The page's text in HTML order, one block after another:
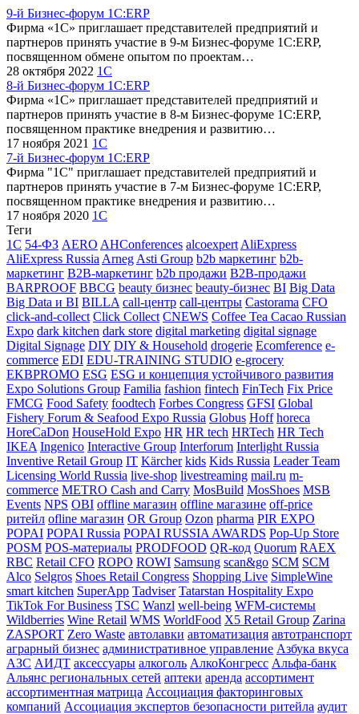
9-й Бизнес-форум 1С:ERP
Фирма «1С» приглашает представителей предприятий и
партнеров принять участие в 9-м Бизнес-форуме 1С:ERP,
посвященном обменe опытом по проектам…
28 октября 2022 1С
8-й Бизнес-форум 1С:ERP
Фирма «1С» приглашает представителей предприятий и
партнеров принять участие в 8-м Бизнес-форуме 1С:ERP,
посвященном практике внедрения и развитию…
17 ноября 2021 1С
7-й Бизнес-форум 1С:ERP
Фирма "1С" приглашает представителей предприятий и
партнеров принять участие в 7-м Бизнес-форуме 1С:ERP,
посвященном практике внедрения и развитию…
17 ноября 2020 1С
Теги
1С 54-ФЗ AERO AHConferences alcoexpert AliExpress
AliExpress Russia Arneg Asti Group b2b маркетинг b2b-
маркетинг B2B-маркетинг b2b продажи B2B-продажи
BARPROOF BBCG beauty бизнес beauty-бизнес BI Big Data
Big Data и BI BILLA call-центр call-центры Castorama CFO
click-and-collect Click Collect CNEWS Coffee Tea Cacao Russian
Expo dark kitchen dark store digital marketing digital signage
Digital Signage DIY DIY & Household drogerie Ecomference e-
commerce EDI EDU-TRAINING STUDIO e-grocery
EKBPROMO ESG ESG и концепция устойчивого развития
Expo Solutions Group Familia fashion fintech FinTech Fix Price
FMCG Food Safety foodtech Forbes Congress GFSI Global
Fishery Forum & Seafood Expo Russia Globus Hoff horeca
HoreCaDon HouseHold Expo HR HR tech HRTech HR Tech
IKEA Ingenico Interactive Group Interforum Interlight Russia
Inventive Retail Group IT Kärcher kids Kids Russia Leader Team
Licensing World Russia live-shop livestreaming mail.ru m-
commerce METRO Cash and Carry MosBuild MosShoes MSB
Events NPS OBI offline магазин offline магазине off-price
ритейл ofline магазин OR Group Ozon pharma PIR EXPO
POPAI POPAI Russia POPAI RUSSIA AWARDS Pop-Up Store
POSM POS-материалы PRODFOOD QR-код Quorum RAEX
RBC Retail CFO ROPO ROWI Samsung scan&go SCM SCM
Alco Selgros Shoes Retail Congress Shopping Live SimpleWine
smart kitchen SuperApp Tadviser Tatarstan Hospitality Expo
TikTok For Business TSC Wanzl well-being WFM-системы
Wildberries Wine Retail WMS WorldFood X5 Retail Group Zarina
ZASPORT Zero Waste автолавки автоматизация автотранспорт
аграрный бизнес административное управление Азбука вкуса
АЗС АИДТ аксессуары алкоголь АлкоКонгресс Альфа-банк
Альянс региональных сетей аптеки аренда ассортимент
ассортиментная матрица Ассоциация факторинговых
компаний Ассоциация экспертов безопасности ритейла аудит